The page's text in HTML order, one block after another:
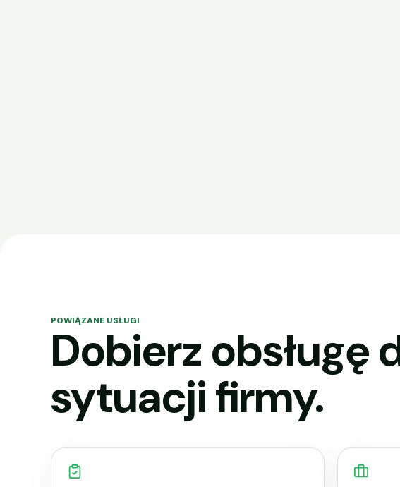
POWIĄZANE USŁUGI
Dobierz obsługę
sytuacji firmy.